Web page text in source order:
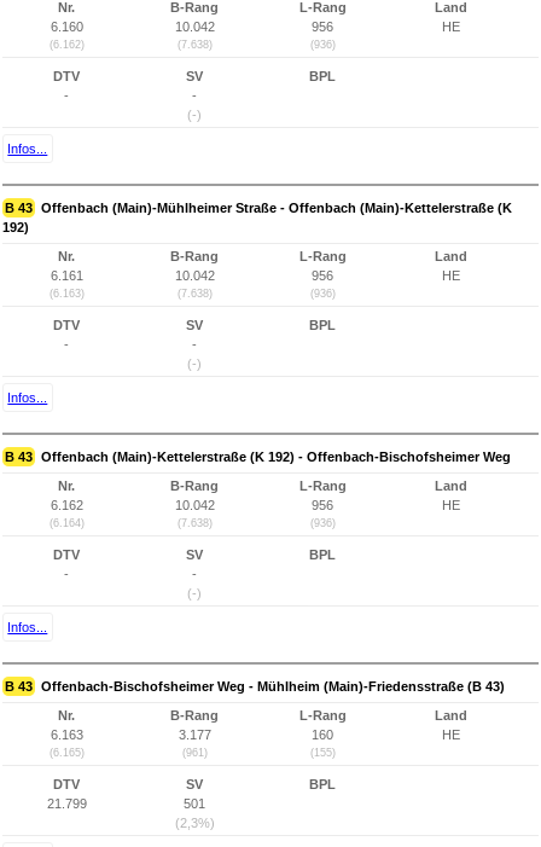
Nr.
6.160
(6.162)
B-Rang
10.042
(7.638)
L-Rang
956
(936)
Land
HE
DTV
-
SV
-
(-)
BPL
Infos...
B 43 Offenbach (Main)-Mühlheimer Straße - Offenbach (Main)-Kettelerstraße (K
192)
Nr.
6.161
(6.163)
B-Rang
10.042
(7.638)
L-Rang
956
(936)
Land
HE
DTV
-
SV
-
(-)
BPL
Infos...
B 43 Offenbach (Main)-Kettelerstraße (K 192) - Offenbach-Bischofsheimer Weg
Nr.
6.162
(6.164)
B-Rang
10.042
(7.638)
L-Rang
956
(936)
Land
HE
DTV
-
SV
-
(-)
BPL
Infos...
B 43 Offenbach-Bischofsheimer Weg - Mühlheim (Main)-Friedensstraße (B 43)
Nr.
6.163
(6.165)
B-Rang
3.177
(961)
L-Rang
160
(155)
Land
HE
DTV
21.799
SV
501
(2,3%)
BPL